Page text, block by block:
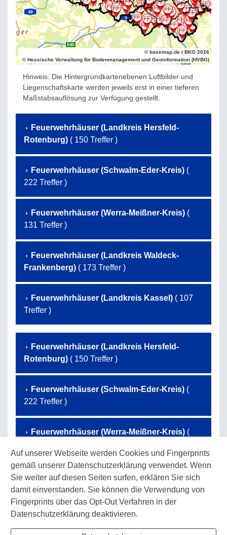
Auf unserer Webseite werden Cookies und Fingerprints
gemäß unserer Datenschutzerklärung verwendet. Wenn
Sie weiter auf diesen Seiten surfen, erklären Sie sich
damit einverstanden. Sie können die Verwendung von
Fingerprints über das Opt-Out Verfahren in der
Datenschutzerklärung deaktivieren.
© basemap.de / BKG 2026
© Hessische Verwaltung für Bodenmanagement und Geoinformation (HVBG)
Hinweis: Die Hintergrundkartenebenen Luftbilder und
Liegenschaftskarte werden jeweils erst in einer tieferen
Maßstabsauflösung zur Verfügung gestellt.
Feuerwehrhäuser (Landkreis Hersfeld-
Rotenburg) ( 150 Treffer )
Feuerwehrhäuser (Schwalm-Eder-Kreis) (
222 Treffer )
Feuerwehrhäuser (Werra-Meißner-Kreis) (
131 Treffer )
Feuerwehrhäuser (Landkreis Waldeck-
Frankenberg) ( 173 Treffer )
Feuerwehrhäuser (Landkreis Kassel) ( 107
Treffer )
Feuerwehrhäuser (Landkreis Hersfeld-
Rotenburg) ( 150 Treffer )
Feuerwehrhäuser (Schwalm-Eder-Kreis) (
222 Treffer )
Feuerwehrhäuser (Werra-Meißner-Kreis) (
Feuerwehrhäuser (Landkreis Waldeck-
Frankenberg)( 173 Treffer )
Feuerwehrhäuser (Landkreis Kassel)
Treffer )